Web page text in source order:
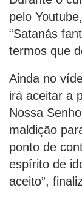
pelo
“Satanás
termos que
Ainda no
irá aceitar a
Nossa
maldição
ponto de
espírito de
aceito”,